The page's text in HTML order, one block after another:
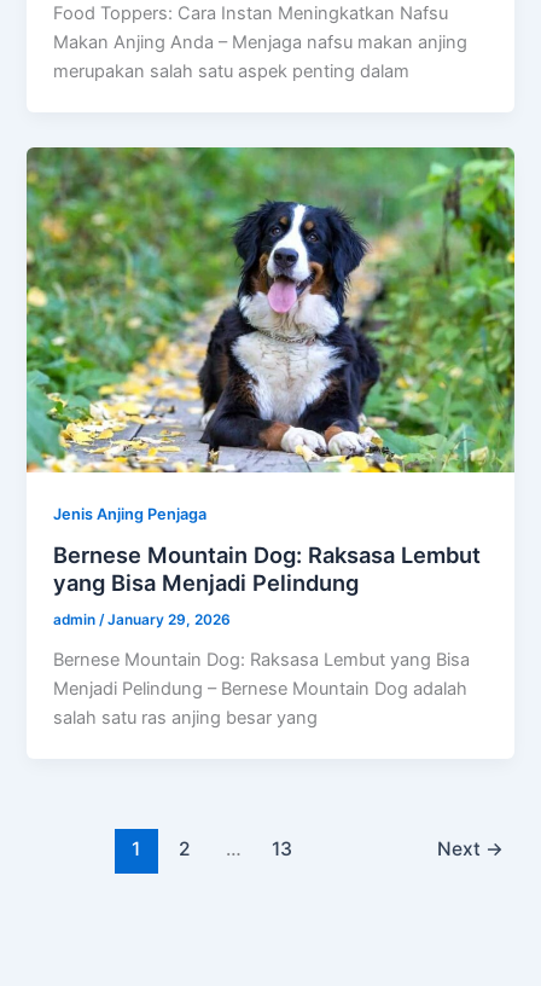
Food Toppers: Cara Instan Meningkatkan Nafsu
Makan Anjing Anda – Menjaga nafsu makan anjing
merupakan salah satu aspek penting dalam
Jenis Anjing Penjaga
Bernese Mountain Dog: Raksasa Lembut
yang Bisa Menjadi Pelindung
admin/January 29, 2026
Bernese Mountain Dog: Raksasa Lembut yang Bisa
Menjadi Pelindung – Bernese Mountain Dog adalah
salah satu ras anjing besar yang
1 2 … 13 Next →